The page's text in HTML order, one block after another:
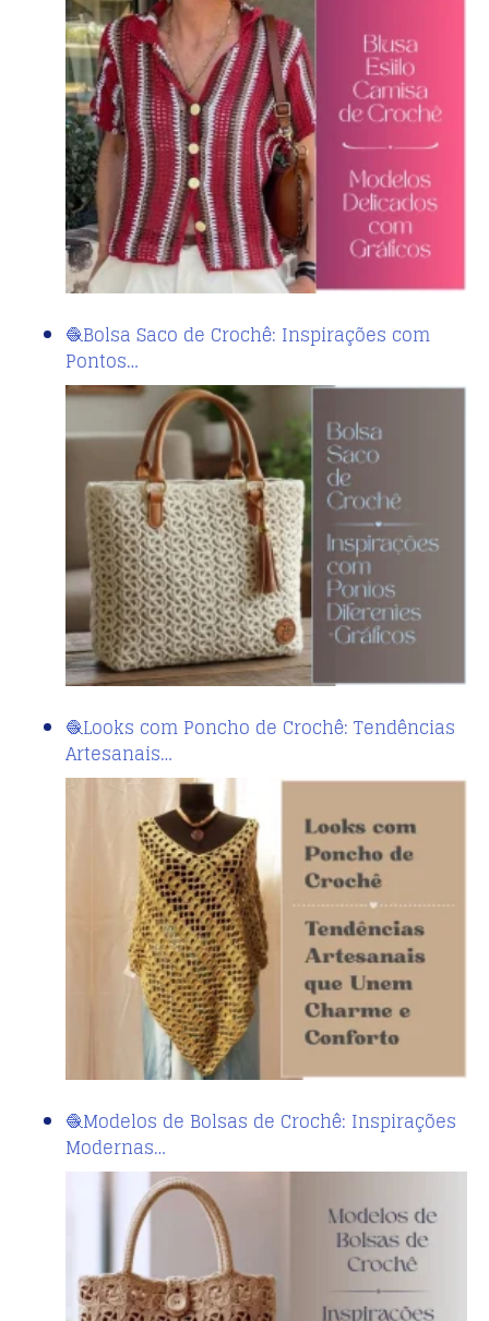
🧶Bolsa Saco de Crochê: Inspirações com
Pontos…
🧶Looks com Poncho de Crochê: Tendências
Artesanais…
🧶Modelos de Bolsas de Crochê: Inspirações
Modernas…